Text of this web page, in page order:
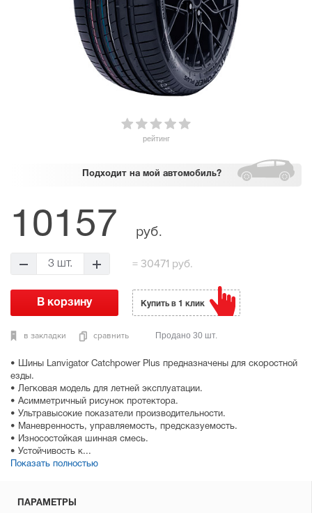
рейтинг
Подходит на мой автомобиль?
• Шины Lanvigator Catchpower Plus предназначены для скоростной
езды.
• Легковая модель для летней эксплуатации.
• Асимметричный рисунок протектора.
• Ультравысокие показатели производительности.
• Маневренность, управляемость, предсказуемость.
• Износостойкая шинная смесь.
• Устойчивость к...
Показать полностью
10157 руб.
3 шт. = 30471 руб.
в закладки сравнить
Купить в 1 клик
Продано 30 шт.
ПАРАМЕТРЫ